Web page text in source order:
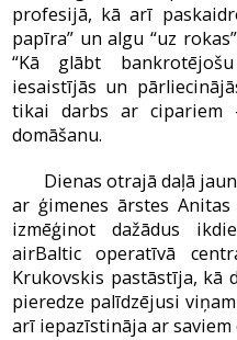
profesijā, kā arī
papīra” un algu “uz
“Kā glābt
iesaistījās un
tikai darbs ar
domāšanu.
Dienas otrajā daļā
ar ģimenes ārstes
izmēģinot dažādus
airBaltic operatīvā
Krukovskis pastāstīja, kā
pieredze palīdzējusi
arī iepazīstināja ar